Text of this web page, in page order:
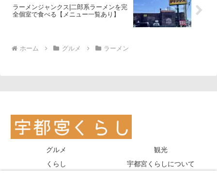
ラーメンジャンクス|二郎系ラーメンを完
全個室で食べる【メニュー一覧あり】
ホーム グルメ ラーメン
グルメ
観光
くらし
宇都宮くらしについて